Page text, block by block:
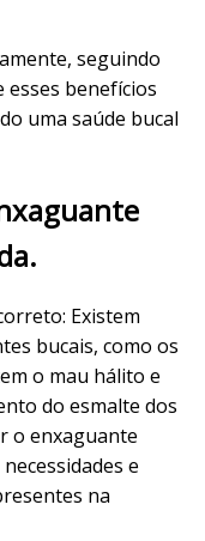
seguindo
esses benefícios
uma saúde bucal
Existem
bucais, como os
o mau hálito e
do esmalte dos
o enxaguante
e
na